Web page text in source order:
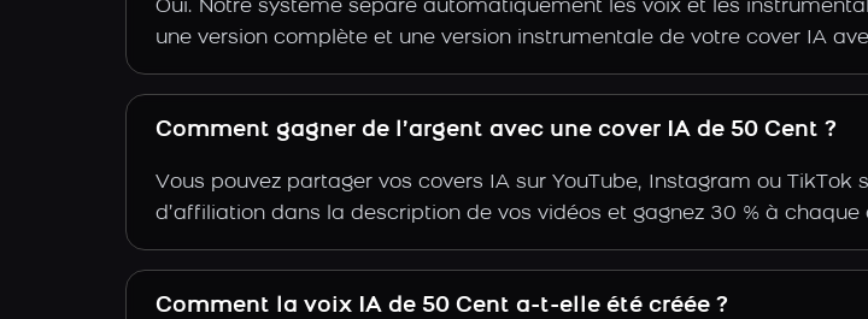
Oui. Notre système sépare automatiquement les voix et les
une version complète et une version instrumentale de votre cover IA
Comment gagner de l’argent avec une cover IA de 50 Cent ?
Vous pouvez partager vos covers IA sur YouTube, Instagram ou
d’affiliation dans la description de vos vidéos et gagnez 30 % à
Comment la voix IA de 50 Cent a-t-elle été créée ?